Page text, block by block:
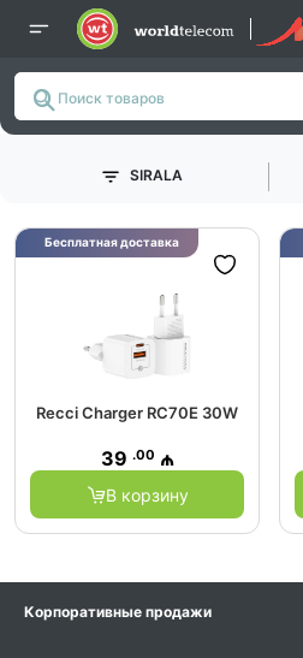
SIRALA
Recci Charger RC70E 30W
39 .00 ₼
В корзину
Бесплатная доставка
Корпоративные продажи